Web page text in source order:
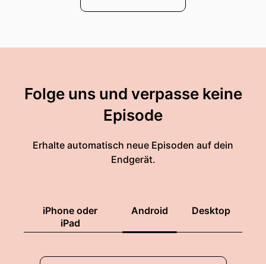
Folge uns und verpasse keine
Episode
Erhalte automatisch neue Episoden auf dein
Endgerät.
iPhone oder
iPad
Android Desktop